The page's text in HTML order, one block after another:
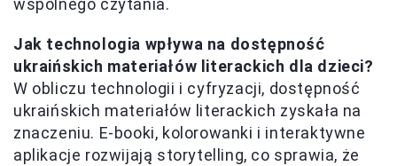
wspólnego czytania.
Jak technologia wpływa na dostępność
ukraińskich materiałów literackich dla dzieci?
W obliczu technologii i cyfryzacji, dostępność
ukraińskich materiałów literackich zyskała na
znaczeniu. E-booki, kolorowanki i interaktywne
aplikacje rozwijają storytelling, co sprawia, że